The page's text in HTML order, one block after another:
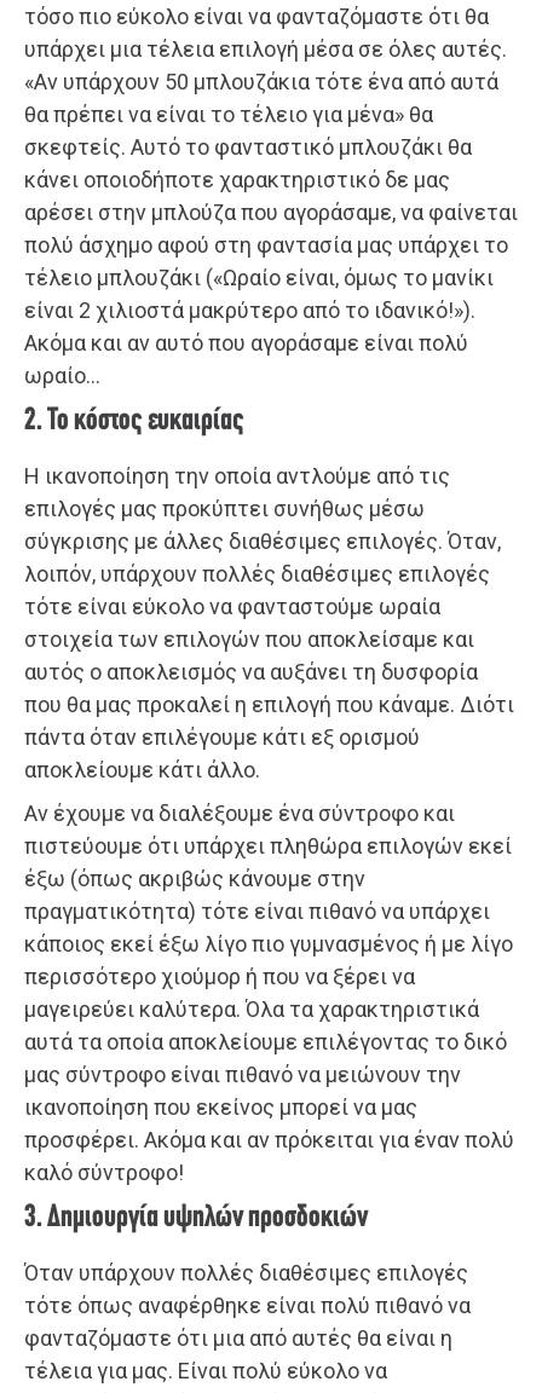
τόσο πιο εύκολο είναι να φανταζόμαστε ότι θα
υπάρχει μια τέλεια επιλογή μέσα σε όλες αυτές.
«Αν υπάρχουν 50 μπλουζάκια τότε ένα από αυτά
θα πρέπει να είναι το τέλειο για μένα» θα
σκεφτείς. Αυτό το φανταστικό μπλουζάκι θα
κάνει οποιοδήποτε χαρακτηριστικό δε μας
αρέσει στην μπλούζα που αγοράσαμε, να φαίνεται
πολύ άσχημο αφού στη φαντασία μας υπάρχει το
τέλειο μπλουζάκι («Ωραίο είναι, όμως το μανίκι
είναι 2 χιλιοστά μακρύτερο από το ιδανικό!»).
Ακόμα και αν αυτό που αγοράσαμε είναι πολύ
ωραίο…
2. Το κόστος ευκαιρίας
Η ικανοποίηση την οποία αντλούμε από τις
επιλογές μας προκύπτει συνήθως μέσω
σύγκρισης με άλλες διαθέσιμες επιλογές. Όταν,
λοιπόν, υπάρχουν πολλές διαθέσιμες επιλογές
τότε είναι εύκολο να φανταστούμε ωραία
στοιχεία των επιλογών που αποκλείσαμε και
αυτός ο αποκλεισμός να αυξάνει τη δυσφορία
που θα μας προκαλεί η επιλογή που κάναμε. Διότι
πάντα όταν επιλέγουμε κάτι εξ ορισμού
αποκλείουμε κάτι άλλο.
Αν έχουμε να διαλέξουμε ένα σύντροφο και
πιστεύουμε ότι υπάρχει πληθώρα επιλογών εκεί
έξω (όπως ακριβώς κάνουμε στην
πραγματικότητα) τότε είναι πιθανό να υπάρχει
κάποιος εκεί έξω λίγο πιο γυμνασμένος ή με λίγο
περισσότερο χιούμορ ή που να ξέρει να
μαγειρεύει καλύτερα. Όλα τα χαρακτηριστικά
αυτά τα οποία αποκλείουμε επιλέγοντας το δικό
μας σύντροφο είναι πιθανό να μειώνουν την
ικανοποίηση που εκείνος μπορεί να μας
προσφέρει. Ακόμα και αν πρόκειται για έναν πολύ
καλό σύντροφο!
3. Δημιουργία υψηλών προσδοκιών
Όταν υπάρχουν πολλές διαθέσιμες επιλογές
τότε όπως αναφέρθηκε είναι πολύ πιθανό να
φανταζόμαστε ότι μια από αυτές θα είναι η
τέλεια για μας. Είναι πολύ εύκολο να